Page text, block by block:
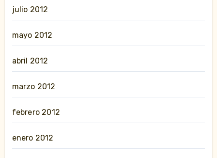
julio 2012
mayo 2012
abril 2012
marzo 2012
febrero 2012
enero 2012